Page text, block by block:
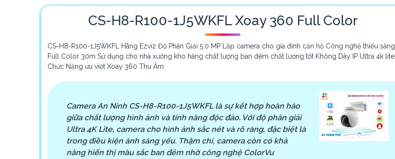
CS-H8-R100-1J5WKFL Xoay 360 Full Color
CS-H8-R100-1J5WKFL Hãng Ezviz Độ Phân Giải 5.0 MP Lắp camera cho gia đình căn hộ Công nghệ thiếu sáng
Full Color 30m Sử dụng cho nhà xưởng kho hàng chất lượng ban đêm chất lượng tốt Không Dây IP Ultra 4k lite
Chức Năng ưu việt Xoay 360 Thu Âm
Camera An Ninh CS-H8-R100-1J5WKFL là sự kết hợp hoàn hảo
giữa chất lượng hình ảnh và tính năng độc đáo. Với độ phân giải
Ultra 4K Lite, camera cho hình ảnh sắc nét và rõ ràng, đặc biệt là
trong điều kiện ánh sáng yếu. Thậm chí, camera còn có khả
năng hiển thị màu sắc ban đêm nhờ công nghệ ColorVu